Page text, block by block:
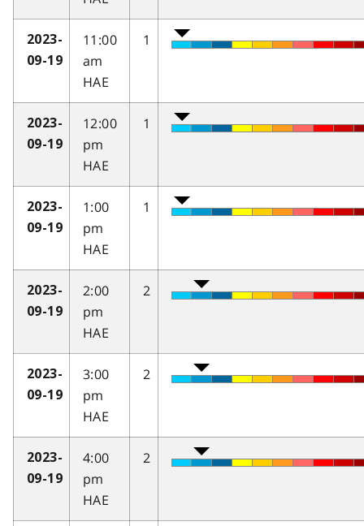
2023-
09-19
11:00
am
HAE
1
2023-
09-19
12:00
pm
HAE
1
2023-
09-19
1:00
pm
HAE
1
2023-
09-19
2:00
pm
HAE
2
2023-
09-19
3:00
pm
HAE
2
2023-
09-19
4:00
pm
HAE
2